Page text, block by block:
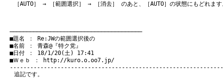
［AUTO］ → ［範囲選択］ → ［消去］ のあと、［AUTO］の状態にもどれます
───────────────────────────────────────
■題名 ： Re:JWの範囲選択後の
■名前 ： 青森@『特ク党』
■日付 ： 18/1/20(土) 17:41
■Ｗｅｂ ：
http://kuro.o.oo7.jp/
追記です。